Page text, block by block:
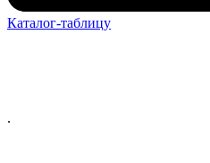
Каталог-таблицу
.